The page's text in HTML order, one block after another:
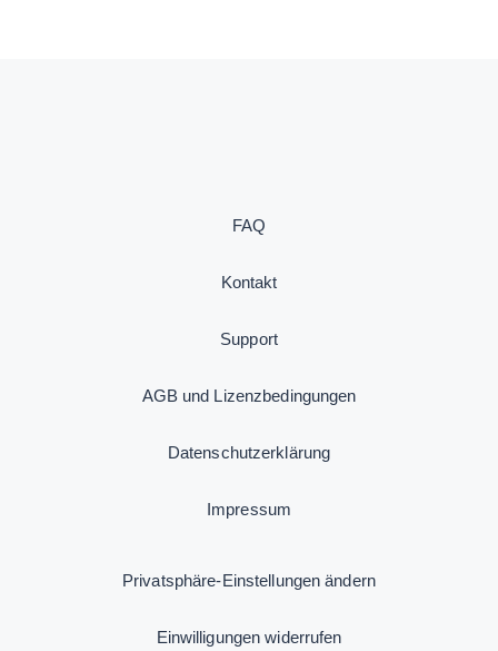
FAQ
Kontakt
Support
AGB und Lizenzbedingungen
Datenschutzerklärung
Impressum
Privatsphäre-Einstellungen ändern
Einwilligungen widerrufen